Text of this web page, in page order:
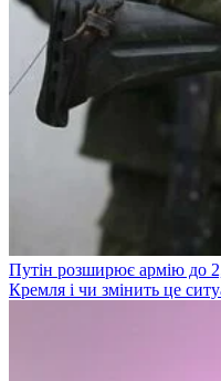
Путін розширює армію до
Кремля і чи змінить це